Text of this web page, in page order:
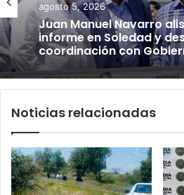
agosto 5, 2026
Juan Manuel Navarro
informe en Soledad y
coordinación con
Estado
agosto 4, 2026
Luis Mejía inicia
Tangamanga y
renunciar al PRI
Noticias relacionadas